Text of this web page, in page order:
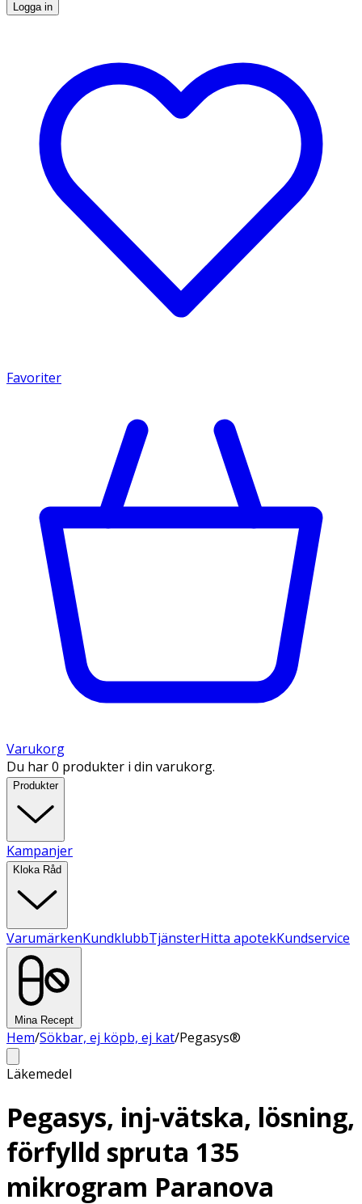
Logga in
Favoriter
Varukorg
Du har 0 produkter i din varukorg.
Produkter
Kampanjer
Kloka Råd
VarumärkenKundklubbTjänsterHitta apotekKundservice
Mina Recept
Hem/Sökbar, ej köpb, ej kat/Pegasys®
Läkemedel
Pegasys, inj-vätska, lösning,
förfylld spruta 135
mikrogram Paranova